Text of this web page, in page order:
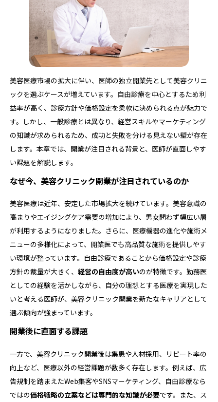
美容医療市場の拡大に伴い、医師の独立開業先として美容クリニ
ックを選ぶケースが増えています。自由診療を中心とするため利
益率が高く、診療方針や価格設定を柔軟に決められる点が魅力で
す。しかし、一般診療とは異なり、経営スキルやマーケティング
の知識が求められるため、成功と失敗を分ける見えない壁が存在
します。本章では、開業が注目される背景と、医師が直面しやす
い課題を解説します。
なぜ今、美容クリニック開業が注目されているのか
美容医療は近年、安定した市場拡大を続けています。美容意識の
高まりやエイジングケア需要の増加により、男女問わず幅広い層
が利用するようになりました。さらに、医療機器の進化や施術メ
ニューの多様化によって、開業医でも高品質な施術を提供しやす
い環境が整っています。自由診療であることから価格設定や診療
方針の裁量が大きく、 経営の自由度が高いのが特徴です。勤務医
としての経験を活かしながら、自分の理想とする医療を実現した
いと考える医師が、美容クリニック開業を新たなキャリアとして
選ぶ傾向が強まっています。
開業後に直面する課題
一方で、美容クリニック開業後は集患や人材採用、リピート率の
向上など、医療以外の経営課題が数多く存在します。例えば、広
告規制を踏まえたWeb集客やSNSマーケティング、自由診療なら
ではの価格戦略の立案などは専門的な知識が必要です。また、ス